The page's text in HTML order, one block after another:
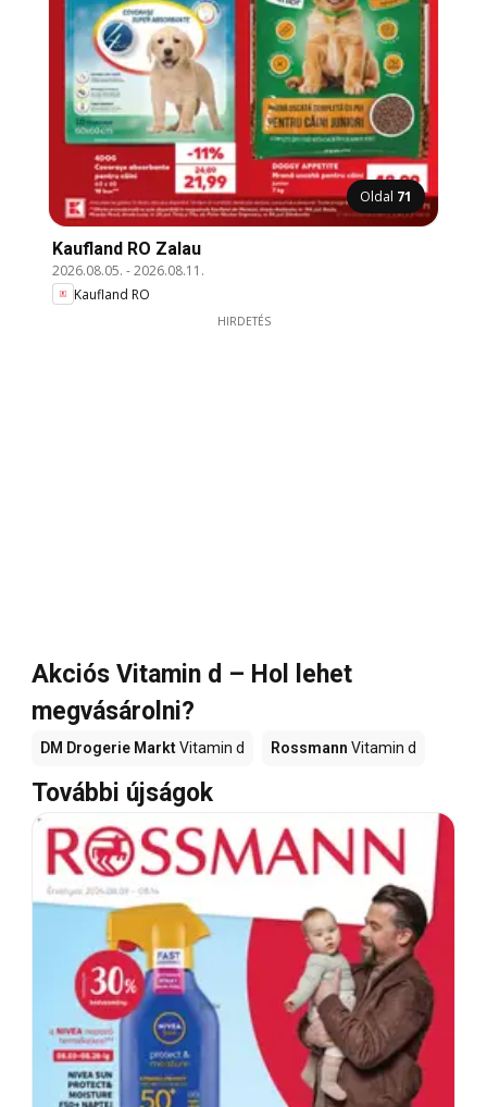
Oldal 71
Kaufland RO Zalau
2026.08.05. -2026.08.11.
Kaufland RO
HIRDETÉS
Akciós Vitamin d – Hol lehet
megvásárolni?
DM Drogerie MarktVitamin d Rossmann Vitamin d
További újságok